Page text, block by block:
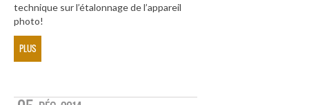
technique sur l’étalonnage de l’appareil
photo!
PLUS